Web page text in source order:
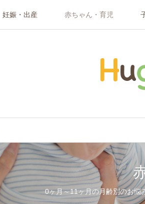
妊娠・出産 赤ちゃん・育児
0ヶ月～11ヶ月の月齢別のお悩